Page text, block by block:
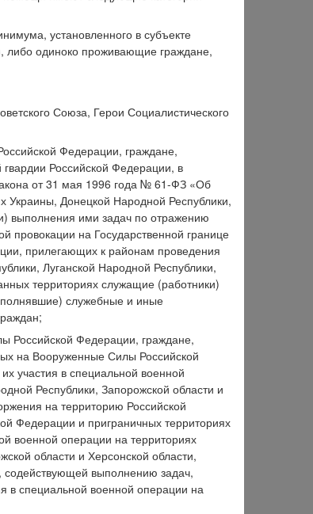
установленного в субъекте
либо одиноко проживающие граждане,
Союза, Герои Социалистического
Федерации, граждане,
Российской Федерации, в
от 31 мая 1996 года № 61-ФЗ «Об
Украины, Донецкой Народной Республики,
выполнения ими задач по отражению
провокации на Государственной границе
прилегающих к районам проведения
Луганской Народной Республики,
территориях служащие (работники)
служебные и иные
Российской Федерации, граждане,
на Вооруженные Силы Российской
участия в специальной военной
Республики, Запорожской области и
на территорию Российской
Федерации и приграничных территориях
военной операции на территориях
области и Херсонской области,
содействующей выполнению задач,
в специальной военной операции на